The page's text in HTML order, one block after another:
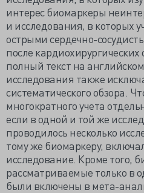
интерес биомаркеры
и исследования, в которых
острыми сердечно-
после
полный текст на
исследования также
систематического обзора.
многократного учета
если в одной и той же
проводилось несколько
тому же биомаркеру,
исследование. Кроме того,
рассматриваемые только в
были включены в мета-